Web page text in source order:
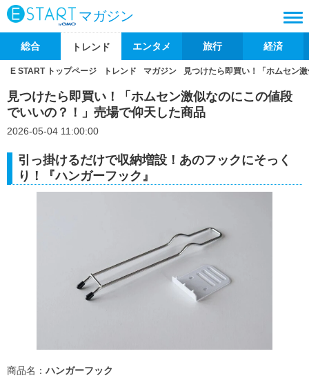
マガジン
総合 トレンド エンタメ 旅行 経済
E START トップページ トレンド マガジン 見つけたら即買い！「ホムセン
見つけたら即買い！「ホムセン激似なのにこの値段
でいいの？！」売場で仰天した商品
2026-05-04 11:00:00
引っ掛けるだけで収納増設！あのフックにそっく
り！『ハンガーフック』
商品名： ハンガーフック